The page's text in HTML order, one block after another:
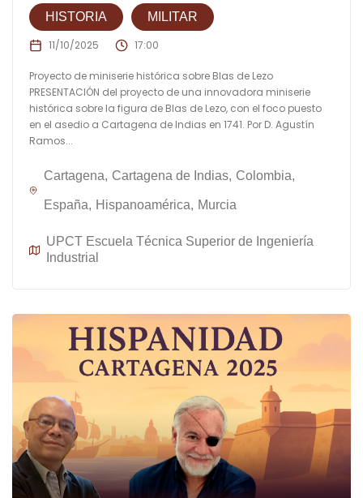
HISTORIA MILITAR
11/10/2025 17:00
Proyecto de miniserie histórica sobre Blas de Lezo
PRESENTACIÓN del proyecto de una innovadora miniserie
histórica sobre la figura de Blas de Lezo, con el foco puesto
en el asedio a Cartagena de Indias en 1741. Por D. Agustín
Ramos...
Cartagena Cartagena de Indias Colombia
España Hispanoamérica Murcia
UPCT Escuela Técnica Superior de Ingeniería
Industrial